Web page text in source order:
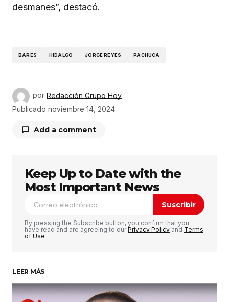
desmanes”, destacó.
BARES HIDALGO JORGE REYES PACHUCA
por Redacción Grupo Hoy
Publicado noviembre 14, 2024
Add a comment
Tu dirección de correo electrónico no será
publicada. Los campos obligatorios están
marcados con *
Comentario *
Su nombre*
Keep Up to Date with the
Most Important News
Suscribir
By pressing the Subscribe button, you confirm that you
have read and are agreeing to ourPrivacy Policy and Terms
of Use
LEER MÁS